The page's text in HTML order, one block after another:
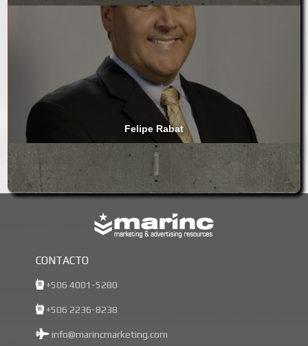
Felipe Rabat
CONTACTO
+506 4001-5280
+506 2236-8238
info@marincmarketing.com